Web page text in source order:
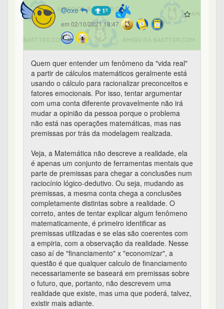
oxe 1º
em 02/10/2021 18:47
Quem quer entender um fenômeno da "vida real"
a partir de cálculos matemáticos geralmente está
usando o cálculo para racionalizar preconceitos e
fatores emocionais. Por isso, tentar argumentar
com uma conta diferente provavelmente não irá
mudar a opinião da pessoa porque o problema
não está nas operações matemáticas, mas nas
premissas por trás da modelagem realizada.
Veja, a Matemática não descreve a realidade, ela
é apenas um conjunto de ferramentas mentais que
parte de premissas para chegar a conclusões num
raciocínio lógico-dedutivo. Ou seja, mudando as
premissas, a mesma conta chega a conclusões
completamente distintas sobre a realidade. O
correto, antes de tentar explicar algum fenômeno
matematicamente, é primeiro identificar as
premissas utilizadas e se elas são coerentes com
a empiria, com a observação da realidade. Nesse
caso aí de "financiamento" x "economizar", a
questão é que qualquer calculo de financiamento
necessariamente se baseará em premissas sobre
o futuro, que, portanto, não descrevem uma
realidade que existe, mas uma que poderá, talvez,
existir mais adiante.